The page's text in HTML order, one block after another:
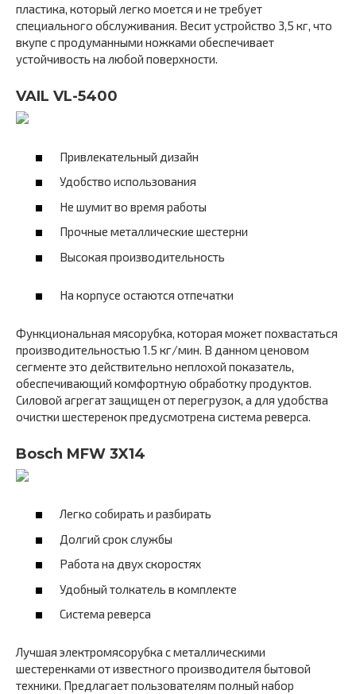
пластика, который легко моется и не требует
специального обслуживания. Весит устройство 3,5 кг, что
вкупе с продуманными ножками обеспечивает
устойчивость на любой поверхности.
VAIL VL-5400
Привлекательный дизайн
Удобство использования
Не шумит во время работы
Прочные металлические шестерни
Высокая производительность
На корпусе остаются отпечатки
Функциональная мясорубка, которая может похвастаться
производительностью 1.5 кг/мин. В данном ценовом
сегменте это действительно неплохой показатель,
обеспечивающий комфортную обработку продуктов.
Силовой агрегат защищен от перегрузок, а для удобства
очистки шестеренок предусмотрена система реверса.
Bosch MFW 3X14
Легко собирать и разбирать
Долгий срок службы
Работа на двух скоростях
Удобный толкатель в комплекте
Система реверса
Лучшая электромясорубка с металлическими
шестеренками от известного производителя бытовой
техники. Предлагает пользователям полный набор